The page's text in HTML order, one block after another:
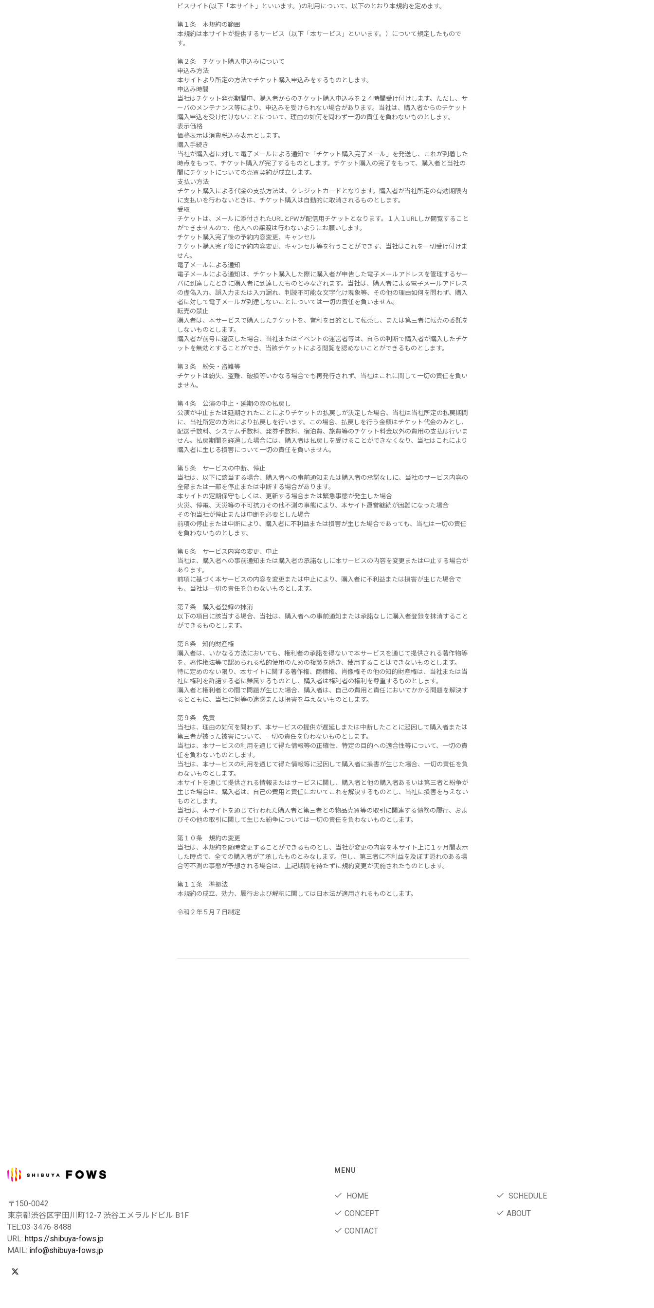
ビスサイト(以下「本サイト」といいます。)の利用について、以下のとおり本規約を定めます。
第１条 本規約の範囲
本規約は本サイトが提供するサービス（以下「本サービス」といいます。）について規定したもので
す。
第２条 チケット購入申込みについて
申込み方法
本サイトより所定の方法でチケット購入申込みをするものとします。
申込み時間
当社はチケット発売期間中、購入者からのチケット購入申込みを２４時間受け付けします。ただし、サ
ーバのメンテナンス等により、申込みを受けられない場合があります。当社は、購入者からのチケット
購入申込を受け付けないことについて、理由の如何を問わず一切の責任を負わないものとします。
表示価格
価格表示は消費税込み表示とします。
購入手続き
当社が購入者に対して電子メールによる通知で「チケット購入完了メール」を発送し、これが到着した
時点をもって、チケット購入が完了するものとします。チケット購入の完了をもって、購入者と当社の
間にチケットについての売買契約が成立します。
支払い方法
チケット購入による代金の支払方法は、クレジットカードとなります。購入者が当社所定の有効期限内
に支払いを行わないときは、チケット購入は自動的に取消されるものとします。
受取
チケットは、メールに添付されたURLとPWが配信用チケットとなります。１人１URLしか閲覧すること
ができませんので、他人への譲渡は行わないようにお願いします。
チケット購入完了後の予約内容変更、キャンセル
チケット購入完了後に予約内容変更、キャンセル等を行うことができず、当社はこれを一切受け付けま
せん。
電子メールによる通知
電子メールによる通知は、チケット購入した際に購入者が申告した電子メールアドレスを管理するサー
バに到達したときに購入者に到達したものとみなされます。当社は、購入者による電子メールアドレス
の虚偽入力、誤入力または入力漏れ、判読不可能な文字化け現象等、その他の理由如何を問わず、購入
者に対して電子メールが到達しないことについては一切の責任を負いません。
転売の禁止
購入者は、本サービスで購入したチケットを、営利を目的として転売し、または第三者に転売の委託を
しないものとします。
購入者が前号に違反した場合、当社またはイベントの運営者等は、自らの判断で購入者が購入したチケ
ットを無効とすることができ、当該チケットによる閲覧を認めないことができるものとします。
第３条 紛失・盗難等
チケットは紛失、盗難、破損等いかなる場合でも再発行されず、当社はこれに関して一切の責任を負い
ません。
第４条 公演の中止・延期の際の払戻し
公演が中止または延期されたことによりチケットの払戻しが決定した場合、当社は当社所定の払戻期間
に、当社所定の方法により払戻しを行います。この場合、払戻しを行う金額はチケット代金のみとし、
配送手数料、システム手数料、発券手数料、宿泊費、旅費等のチケット料金以外の費用の支払は行いま
せん。払戻期間を経過した場合には、購入者は払戻しを受けることができなくなり、当社はこれにより
購入者に生じる損害について一切の責任を負いません。
第５条 サービスの中断、停止
当社は、以下に該当する場合、購入者への事前通知または購入者の承諾なしに、当社のサービス内容の
全部または一部を停止または中断する場合があります。
本サイトの定期保守もしくは、更新する場合または緊急事態が発生した場合
火災、停電、天災等の不可抗力その他不測の事態により、本サイト運営継続が困難になった場合
その他当社が停止または中断を必要とした場合
前項の停止または中断により、購入者に不利益または損害が生じた場合であっても、当社は一切の責任
を負わないものとします。
第６条 サービス内容の変更、中止
当社は、購入者への事前通知または購入者の承諾なしに本サービスの内容を変更または中止する場合が
あります。
前項に基づく本サービスの内容を変更または中止により、購入者に不利益または損害が生じた場合で
も、当社は一切の責任を負わないものとします。
第７条 購入者登録の抹消
以下の項目に該当する場合、当社は、購入者への事前通知または承諾なしに購入者登録を抹消すること
ができるものとします。
第８条 知的財産権
購入者は、いかなる方法においても、権利者の承諾を得ないで本サービスを通じて提供される著作物等
を、著作権法等で認められる私的使用のための複製を除き、使用することはできないものとします。
特に定めのない限り、本サイトに関する著作権、商標権、肖像権その他の知的財産権は、当社または当
社に権利を許諾する者に帰属するものとし、購入者は権利者の権利を尊重するものとします。
購入者と権利者との間で問題が生じた場合、購入者は、自己の費用と責任においてかかる問題を解決す
るとともに、当社に何等の迷惑または損害を与えないものとします。
第９条 免責
当社は、理由の如何を問わず、本サービスの提供が遅延しまたは中断したことに起因して購入者または
第三者が被った被害について、一切の責任を負わないものとします。
当社は、本サービスの利用を通じて得た情報等の正確性、特定の目的への適合性等について、一切の責
任を負わないものとします。
当社は、本サービスの利用を通じて得た情報等に起因して購入者に損害が生じた場合、一切の責任を負
わないものとします。
本サイトを通じて提供される情報またはサービスに関し、購入者と他の購入者あるいは第三者と紛争が
生じた場合は、購入者は、自己の費用と責任においてこれを解決するものとし、当社に損害を与えない
ものとします。
当社は、本サイトを通じて行われた購入者と第三者との物品売買等の取引に関連する債務の履行、およ
びその他の取引に関して生じた紛争については一切の責任を負わないものとします。
第１０条 規約の変更
当社は、本規約を随時変更することができるものとし、当社が変更の内容を本サイト上に１ヶ月間表示
した時点で、全ての購入者が了承したものとみなします。但し、第三者に不利益を及ぼす恐れのある場
合等不測の事態が予想される場合は、上記期間を待たずに規約変更が実施されたものとします。
第１１条 準拠法
本規約の成立、効力、履行および解釈に関しては日本法が適用されるものとします。
令和２年５月７日制定
〒150-0042
東京都渋谷区宇田川町12-7 渋谷エメラルドビル B1F
TEL:03-3476-8488
URL: https://shibuya-fows.jp
MAIL: info@shibuya-fows.jp
MENU
HOME
SCHEDULE
CONCEPT
ABOUT
CONTACT